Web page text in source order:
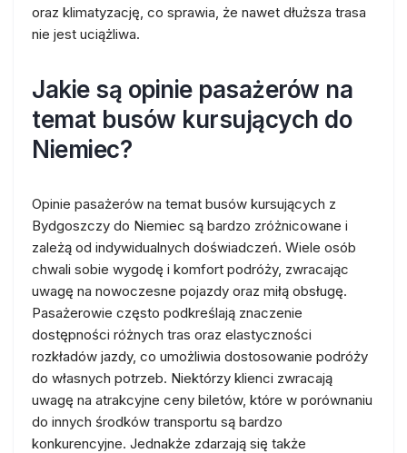
oraz klimatyzację, co sprawia, że nawet dłuższa trasa
nie jest uciążliwa.
Jakie są opinie pasażerów na
temat busów kursujących do
Niemiec?
Opinie pasażerów na temat busów kursujących z
Bydgoszczy do Niemiec są bardzo zróżnicowane i
zależą od indywidualnych doświadczeń. Wiele osób
chwali sobie wygodę i komfort podróży, zwracając
uwagę na nowoczesne pojazdy oraz miłą obsługę.
Pasażerowie często podkreślają znaczenie
dostępności różnych tras oraz elastyczności
rozkładów jazdy, co umożliwia dostosowanie podróży
do własnych potrzeb. Niektórzy klienci zwracają
uwagę na atrakcyjne ceny biletów, które w porównaniu
do innych środków transportu są bardzo
konkurencyjne. Jednakże zdarzają się także